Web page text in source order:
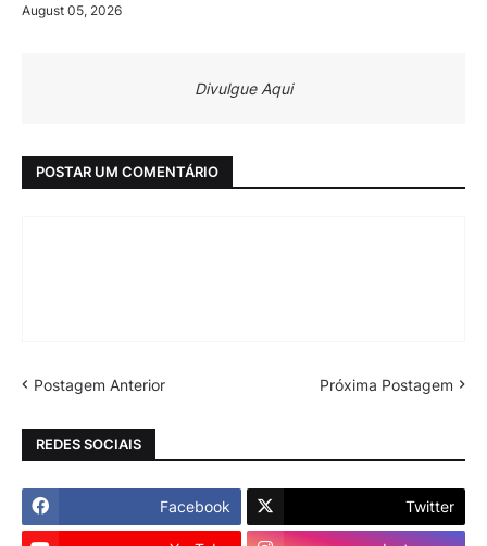
August 05, 2026
Divulgue Aqui
POSTAR UM COMENTÁRIO
Postagem Anterior Próxima Postagem
REDES SOCIAIS
Facebook Twitter